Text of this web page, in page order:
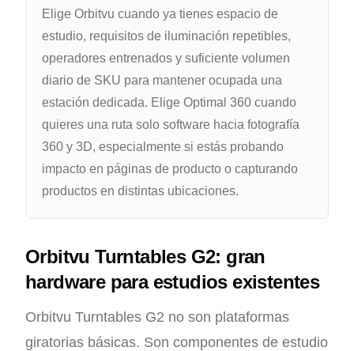
Elige Orbitvu cuando ya tienes espacio de
estudio, requisitos de iluminación repetibles,
operadores entrenados y suficiente volumen
diario de SKU para mantener ocupada una
estación dedicada. Elige Optimal 360 cuando
quieres una ruta solo software hacia fotografía
360 y 3D, especialmente si estás probando
impacto en páginas de producto o capturando
productos en distintas ubicaciones.
Orbitvu Turntables G2: gran
hardware para estudios existentes
Orbitvu Turntables G2 no son plataformas
giratorias básicas. Son componentes de estudio